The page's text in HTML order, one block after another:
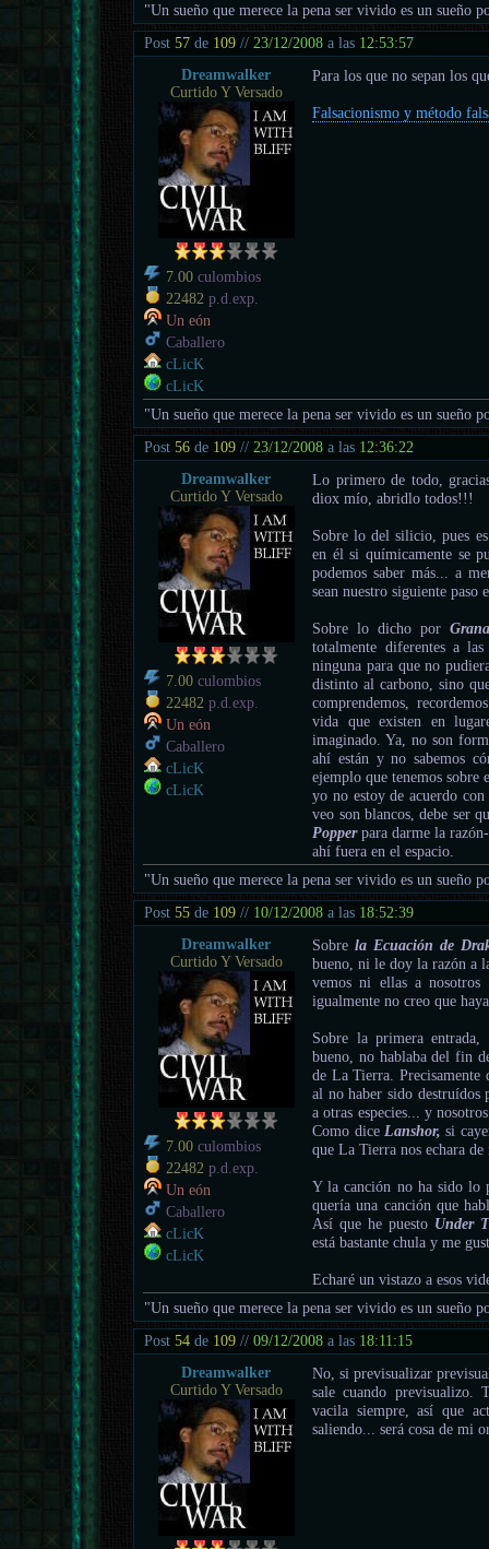
"Un sueño que merece la pena ser vivido es un sueño
Post57 de 109 // 23/12/2008 a las 12:53:57
Dreamwalker
Curtido Y Versado
7.00 culombios
22482 p.d.exp.
Un eón
Caballero
cLicK
cLicK
Para los que no sepan los
Falsacionismo y método
"Un sueño que merece la pena ser vivido es un sueño
Post56 de 109 // 23/12/2008 a las 12:36:22
Dreamwalker
Curtido Y Versado
7.00 culombios
22482 p.d.exp.
Un eón
Caballero
cLicK
cLicK
Lo primero de todo,
diox mío, abridlo todos!!!
Sobre lo del silicio, pues
en él si químicamente se
podemos saber más... a
sean nuestro siguiente
Sobre lo dicho por
totalmente diferentes a
ninguna para que no
distinto al carbono, sino
comprendemos,
vida que existen en
imaginado. Ya, no son
ahí están y no sabemos
ejemplo que tenemos sobre
yo no estoy de acuerdo
veo son blancos, debe ser
Popperpara darme la
ahí fuera en el espacio.
"Un sueño que merece la pena ser vivido es un sueño
Post55 de 109 // 10/12/2008 a las 18:52:39
Dreamwalker
Curtido Y Versado
7.00 culombios
22482 p.d.exp.
Un eón
Caballero
cLicK
cLicK
Sobrela Ecuación de
bueno, ni le doy la razón a
vemos ni ellas a
igualmente no creo que
Sobre la primera
bueno, no hablaba del fin
de La Tierra. Precisamente
al no haber sido destruídos
a otras especies... y
Como dice Lanshor, si
que La Tierra nos echara de
Y la canción no ha sido lo
quería una canción que
Así que he puesto Under
está bastante chula y me
Echaré un vistazo a esos
"Un sueño que merece la pena ser vivido es un sueño
Post54 de 109 //09/12/2008 a las 18:11:15
Dreamwalker
Curtido Y Versado
No, si previsualizar
sale cuando previsualizo.
vacila siempre, así que
saliendo... será cosa de mi